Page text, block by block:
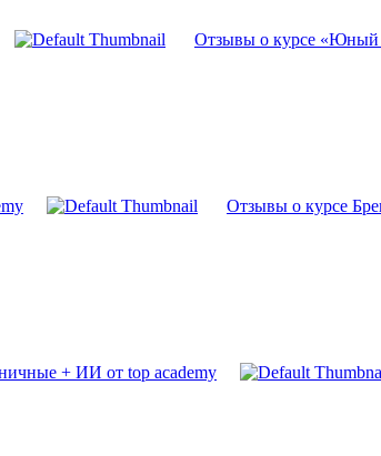
Отзывы о курсе «Юный
Отзывы о курсе
+ ИИ от top academy